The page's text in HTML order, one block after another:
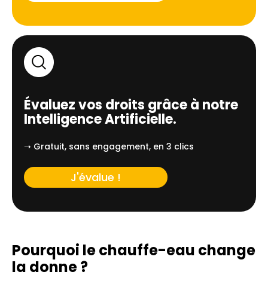
Évaluez vos droits grâce à notre
Intelligence Artificielle.
➝ Gratuit, sans engagement, en 3 clics
J'évalue !
Pourquoi le chauffe-eau change
la donne ?